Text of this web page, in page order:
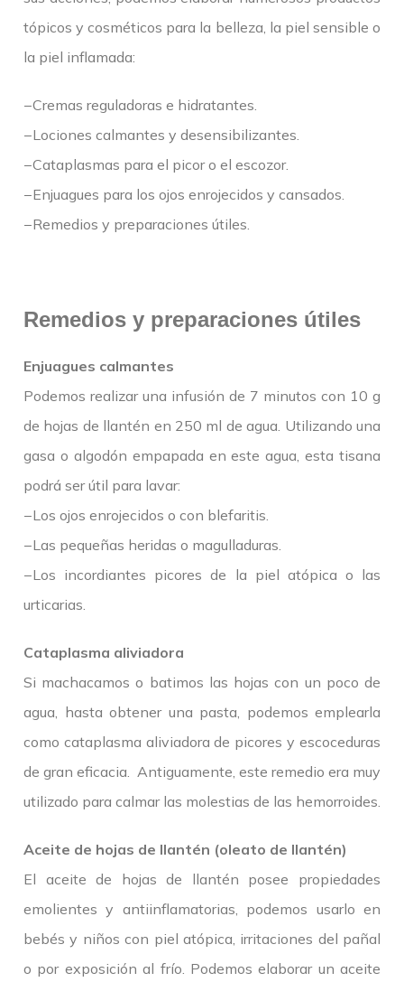
tópicos y cosméticos para la belleza, la piel sensible o
la piel inflamada:
−Cremas reguladoras e hidratantes.
−Lociones calmantes y desensibilizantes.
−Cataplasmas para el picor o el escozor.
−Enjuagues para los ojos enrojecidos y cansados.
−Remedios y preparaciones útiles.
Remedios y preparaciones útiles
Enjuagues calmantes
Podemos realizar una infusión de 7 minutos con 10 g
de hojas de llantén en 250 ml de agua. Utilizando una
gasa o algodón empapada en este agua, esta tisana
podrá ser útil para lavar:
−Los ojos enrojecidos o con blefaritis.
−Las pequeñas heridas o magulladuras.
−Los incordiantes picores de la piel atópica o las
urticarias.
Cataplasma aliviadora
Si machacamos o batimos las hojas con un poco de
agua, hasta obtener una pasta, podemos emplearla
como cataplasma aliviadora de picores y escoceduras
de gran eficacia. Antiguamente, este remedio era muy
utilizado para calmar las molestias de las hemorroides.
Aceite de hojas de llantén (oleato de llantén)
El aceite de hojas de llantén posee propiedades
emolientes y antiinflamatorias, podemos usarlo en
bebés y niños con piel atópica, irritaciones del pañal
o por exposición al frío. Podemos elaborar un aceite